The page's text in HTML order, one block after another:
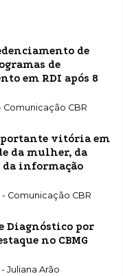
de
de
em RDI após 8
Comunicação CBR
vitória em
da mulher, da
da informação
Comunicação CBR
Diagnóstico por
no CBMG
Juliana Arão